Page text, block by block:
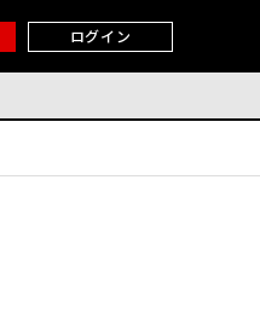
ログイン